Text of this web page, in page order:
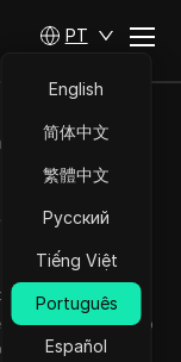
PT
English
简体中文
繁體中文
Русский
Tiếng Việt
Português
Español
de
Coreia (KP),
de endereço
obter e copiar